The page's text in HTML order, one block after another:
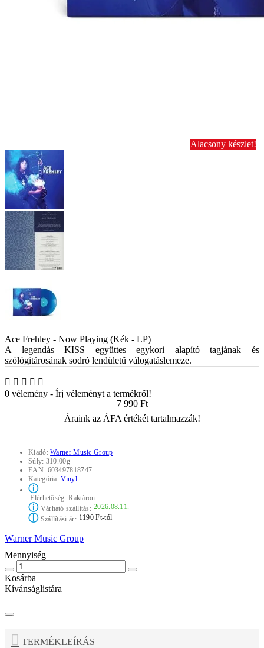
Alacsony készlet!
Ace Frehley - Now Playing (Kék - LP)
A legendás KISS együttes egykori alapító tagjának és
szólógitárosának sodró lendületű válogatáslemeze.
0 vélemény - Írj véleményt a termékről!
7 990 Ft
Áraink az ÁFA értékét tartalmazzák!
Kiadó:Warner Music Group
Súly: 310.00g
EAN: 603497818747
Kategória:Vinyl
ⓘ
Elérhetőség:Raktáron
ⓘVárható szállítás: 2026.08.11.
ⓘSzállítási ár: 1190 Ft-tól
Warner Music Group
Mennyiség
Kosárba
Kívánságlistára
TERMÉKLEÍRÁS